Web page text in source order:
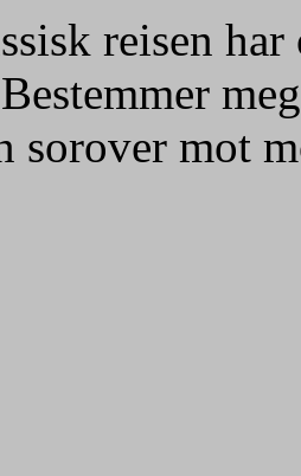
reisen
sorover mot